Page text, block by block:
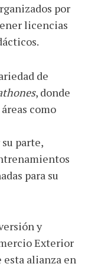
por
licencias
de
, donde
como
parte,
para su
y
Exterior
alianza en